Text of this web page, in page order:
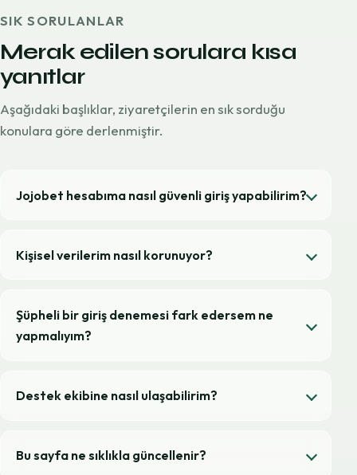
SIK SORULANLAR
Merak edilen sorulara kısa
yanıtlar
Aşağıdaki başlıklar, ziyaretçilerin en sık sorduğu
konulara göre derlenmiştir.
Jojobet hesabıma nasıl güvenli giriş yapabilirim?
Kişisel verilerim nasıl korunuyor?
Şüpheli bir giriş denemesi fark edersem ne
yapmalıyım?
Destek ekibine nasıl ulaşabilirim?
Bu sayfa ne sıklıkla güncellenir?